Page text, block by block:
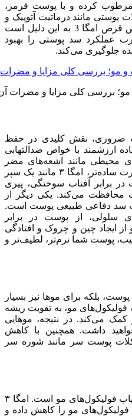
را مرطوب کرده و با پوست قرمز،
پوستی مانند درماتیت آتوپیک و
پسوریازیس مبارزه کند. این خواص قرص امگا 3 به این دلیل است
عملکرد سد پوستی را بهبود
جلوگیری می‌کند.
چرب ضروری، نقش کلیدی در حفظ
ارزشمند با خواص ضدالتهابی
محیطی مانند اشعه‌های مضر
خورشید محافظت می‌کند. به عبارت ساده‌تر، امگا ۳ مانند یک سپر
برابر آفتاب سوختگی، پیری
محافظت می‌کند. یکی دیگر از
تقویت سد دفاعی طبیعی پوست است.
سلولی، از پوست در برابر
ایجاد چین و چروک و افتادگی
پوست شما نرم‌تر، لطیف‌تر و
تنها برای پوست، بلکه برای موها نیز بسیار
فولیکول‌های مو، به تقویت ریشه
می‌کند. در نتیجه، موهایی
داشت. همچنین با کاهش
پوست سر مانند شوره سر
یکی از دلایل اصلی ریزش مو، التهاب فولیکول‌های مو است. امگا ۳
فولیکول‌های مو را کاهش داده و